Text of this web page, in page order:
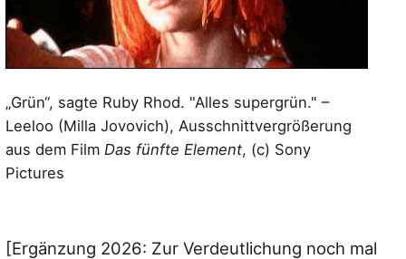
„Grün“, sagte Ruby Rhod. "Alles supergrün." –
Leeloo (Milla Jovovich), Ausschnittvergrößerung
aus dem FilmDas fünfte Element, (c) Sony
Pictures
[Ergänzung 2026: Zur Verdeutlichung noch mal